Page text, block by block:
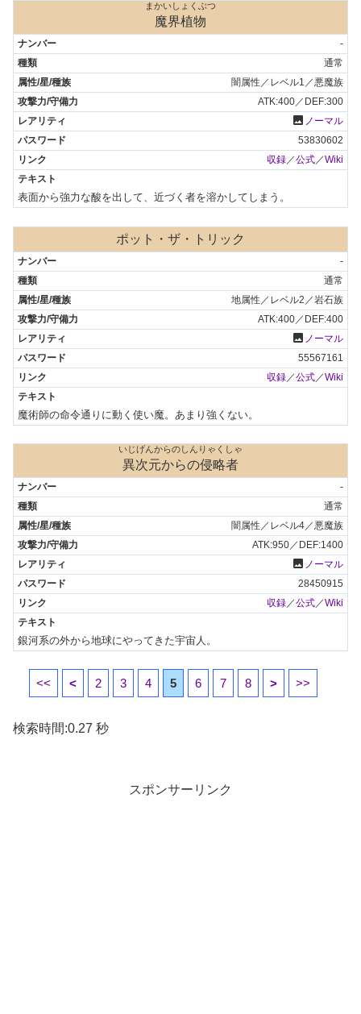
まかいしょくぶつ
魔界植物
-
通常
闇属性／レベル1／悪魔族
ATK:400／DEF:300
photo ノーマル
53830602
収録／公式／Wiki
表面から強力な酸を出して、近づく者を溶かしてしまう。
ポット・ザ・トリック
-
通常
地属性／レベル2／岩石族
ATK:400／DEF:400
photo ノーマル
55567161
収録 ／公式 ／Wiki
魔術師の命令通りに動く使い魔。あまり強くない。
いじげんからのしんりゃくしゃ
異次元からの侵略者
-
通常
闇属性／レベル4／悪魔族
ATK:950／DEF:1400
photo ノーマル
28450915
収録／公式／Wiki
銀河系の外から地球にやってきた宇宙人。
<< < 2 3 4 5 6 7 8 > >>
検索時間:0.27 秒
スポンサーリンク